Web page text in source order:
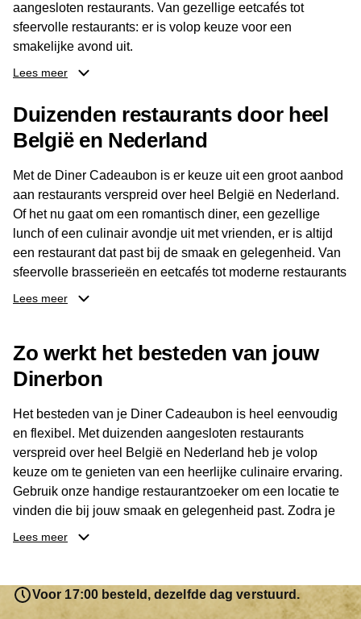
aangesloten restaurants. Van gezellige eetcafés tot
sfeervolle restaurants: er is volop keuze voor een
smakelijke avond uit.
ontvanger eenvoudig een locatie kiezen die past bij de
smaak en gelegenheid. Zo geeft de Diner Cadeaubon niet
alleen een diner, maar ook een gezellig moment om
Lees meer
Duizenden restaurants door heel
België en Nederland
Met de Diner Cadeaubon is er keuze uit een groot aanbod
aan restaurants verspreid over heel België en Nederland.
Of het nu gaat om een romantisch diner, een gezellige
lunch of een culinair avondje uit met vrienden, er is altijd
een restaurant dat past bij de smaak en gelegenheid. Van
sfeervolle brasserieën en eetcafés tot moderne restaurants
en gastronomische locaties: er is voor ieder wat wils.
buurt, bijvoorbeeld in Brussel, Antwerpen, Gent of Brugge.
De ontvanger kiest zelf waar en wanneer er wordt genoten
van deze culinaire ervaring. Zo is de Diner Cadeaubon
niet alleen een diner, maar een bijzondere belevenis.
Lees meer
Zo werkt het besteden van jouw
Dinerbon
Het besteden van je Diner Cadeaubon is heel eenvoudig
en flexibel. Met duizenden aangesloten restaurants
verspreid over heel België en Nederland heb je volop
keuze om te genieten van een heerlijke culinaire ervaring.
Gebruik onze handige restaurantzoeker om een locatie te
vinden die bij jouw smaak en gelegenheid past. Zodra je
je keuze hebt gemaakt, kun je eenvoudig reserveren en na
resterende bedrag blijft gewoon op de bon staan en kan
later worden gebruikt. Zo geniet je keer op keer van
Lees meer
Voor 17:00 besteld, dezelfde dag verstuurd.